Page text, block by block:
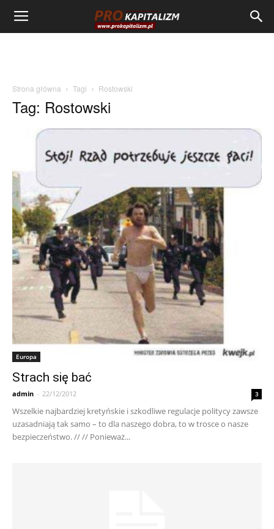
Strona główna Tagi Rostowski
Tag: Rostowski
Europa
Strach się bać
admin - 22/12/2012 3
Wszelkie najbardziej kretyńskie i szkodliwe regulacje politycy zawsze
uzasadniają tak samo – to dla naszego dobra, to w trosce o nasze
bezpieczeństwo. // // Ponieważ...